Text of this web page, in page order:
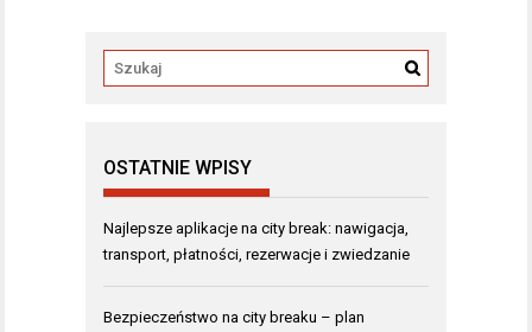
OSTATNIE WPISY
Najlepsze aplikacje na city break: nawigacja,
transport, płatności, rezerwacje i zwiedzanie
Bezpieczeństwo na city breaku – plan